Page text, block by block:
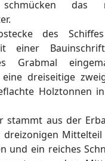
das
des
einer
Grabmal
dreiseitige
Holztonnen
stammt aus der
dreizonigen
und ein reiches